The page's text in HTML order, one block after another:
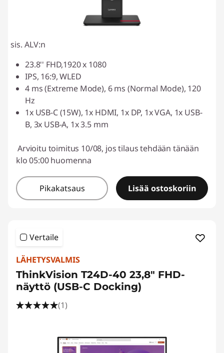
sis. ALV:n
23.8'' FHD,1920 x 1080
IPS, 16:9, WLED
4 ms (Extreme Mode), 6 ms (Normal Mode), 120
Hz
1x USB-C (15W), 1x HDMI, 1x DP, 1x VGA, 1x USB-
B, 3x USB-A, 1x 3.5 mm
Arvioitu toimitus 10/08, jos tilaus tehdään tänään
klo 05:00 huomenna
Pikakatsaus Lisää ostoskoriin
Vertaile
LÄHETYSVALMIS
ThinkVision T24D-40 23,8" FHD-
näyttö (USB-C Docking)
(1)